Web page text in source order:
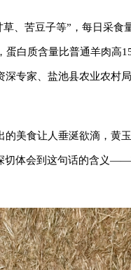
、苦豆子等”，每日采食
蛋白质含量比普通羊肉高
专家、盐池县农业农村
美食让人垂涎欲滴，黄
切体会到这句话的含义